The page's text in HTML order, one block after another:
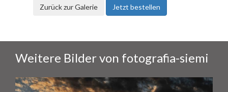
Zurück zur Galerie Jetzt bestellen
Weitere Bilder von fotografia-siemi